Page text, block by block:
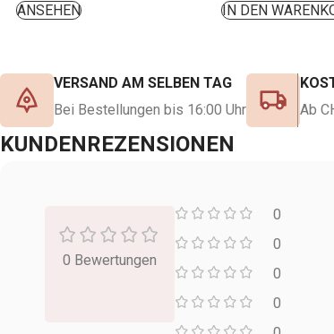
ANSEHEN IN DEN
VERSAND AM SELBEN TAG
Bei Bestellungen bis 16:00 Uhr
Ab
KUNDENREZENSIONEN
0 Bewertungen
0
0
0
0